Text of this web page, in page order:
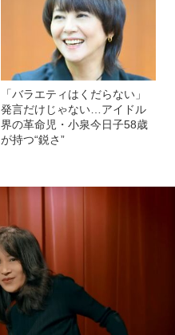
「バラエティはくだらない」
発言だけじゃない…アイドル
界の革命児・小泉今日子58歳
が持つ“鋭さ”